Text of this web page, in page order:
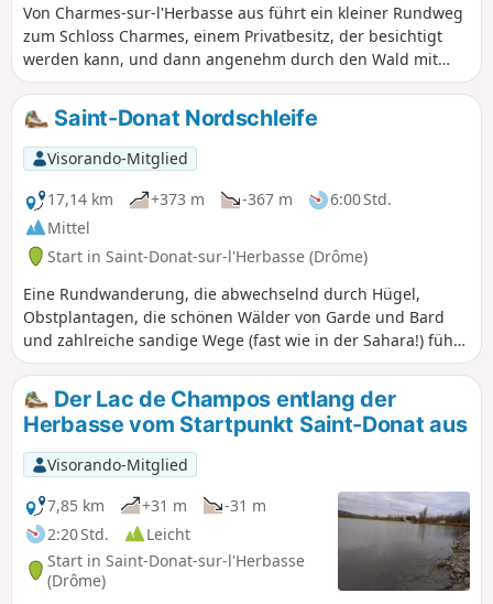
Von Charmes-sur-l'Herbasse aus führt ein kleiner Rundweg
zum Schloss Charmes, einem Privatbesitz, der besichtigt
werden kann, und dann angenehm durch den Wald mit
einigen Aussichtspunkten auf die umliegenden Hügel.
Saint-Donat Nordschleife
Visorando-Mitglied
17,14 km
+373 m -367 m
6:00 Std.
Mittel
Start in Saint-Donat-sur-l'Herbasse (Drôme)
Eine Rundwanderung, die abwechselnd durch Hügel,
Obstplantagen, die schönen Wälder von Garde und Bard
und zahlreiche sandige Wege (fast wie in der Sahara!) führt
Schöne Ausblicke auf die Hügel und die Massive des
Vercors und des Pilat.
Der Lac de Champos entlang der
Herbasse vom Startpunkt Saint-Donat aus
Visorando-Mitglied
7,85 km
+31 m
-31 m
2:20 Std.
Leicht
Start in Saint-Donat-sur-l'Herbasse
(Drôme)